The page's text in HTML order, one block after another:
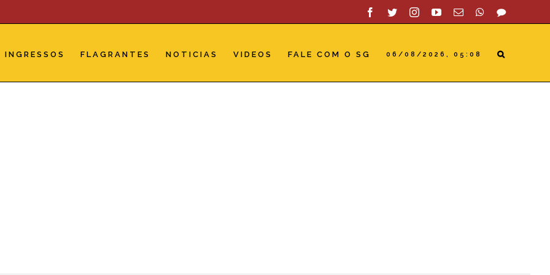
Facebook
TwitterInstagramYouTube
Email WhatsApp
SAC
INGRESSOS FLAGRANTES NOTICIAS VIDEOS FALE COM O SG 06/08/2026, 05:08